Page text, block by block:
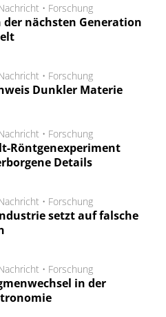
• Forschung
der nächsten Generation
• Forschung
Dunkler Materie
• Forschung
Röntgenexperiment
Details
• Forschung
setzt auf falsche
• Forschung
in der